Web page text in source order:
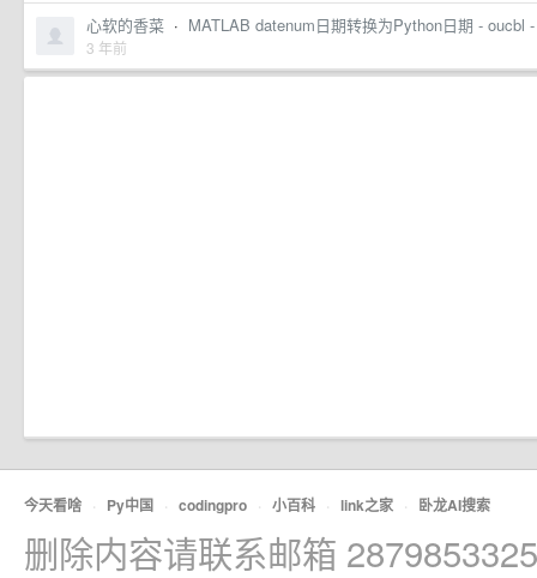
心软的香菜 · MATLAB datenum日期转换为Python日期 - oucbl
3 年前
今天看啥 · Py中国 · codingpro · 小百科 · link之家 · 卧龙AI搜索
删除内容请联系邮箱